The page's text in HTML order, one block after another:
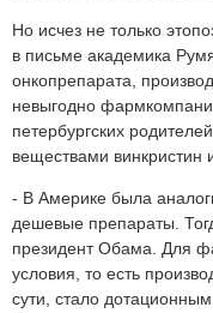
Но исчез не только
в письме академика
онкопрепарата,
невыгодно
петербургских
веществами винкристин
- В Америке была
дешевые препараты.
президент Обама. Для
условия, то есть
сути, стало